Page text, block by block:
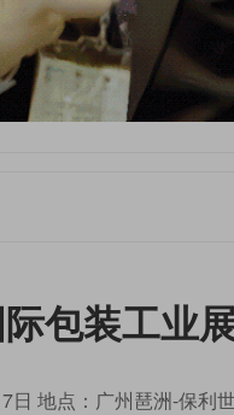
包装工业
地点：广州琶洲-保利